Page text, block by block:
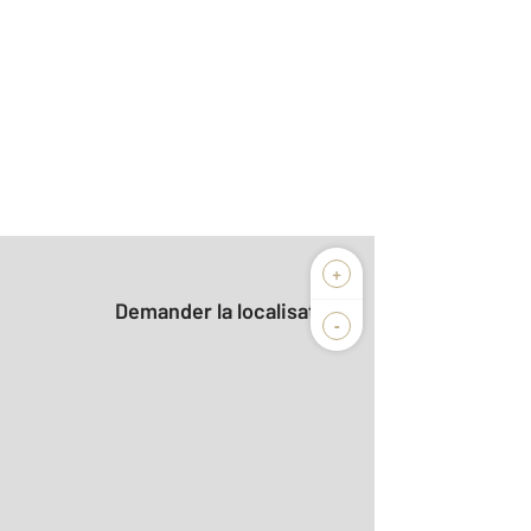
+
-
Demander la localisation